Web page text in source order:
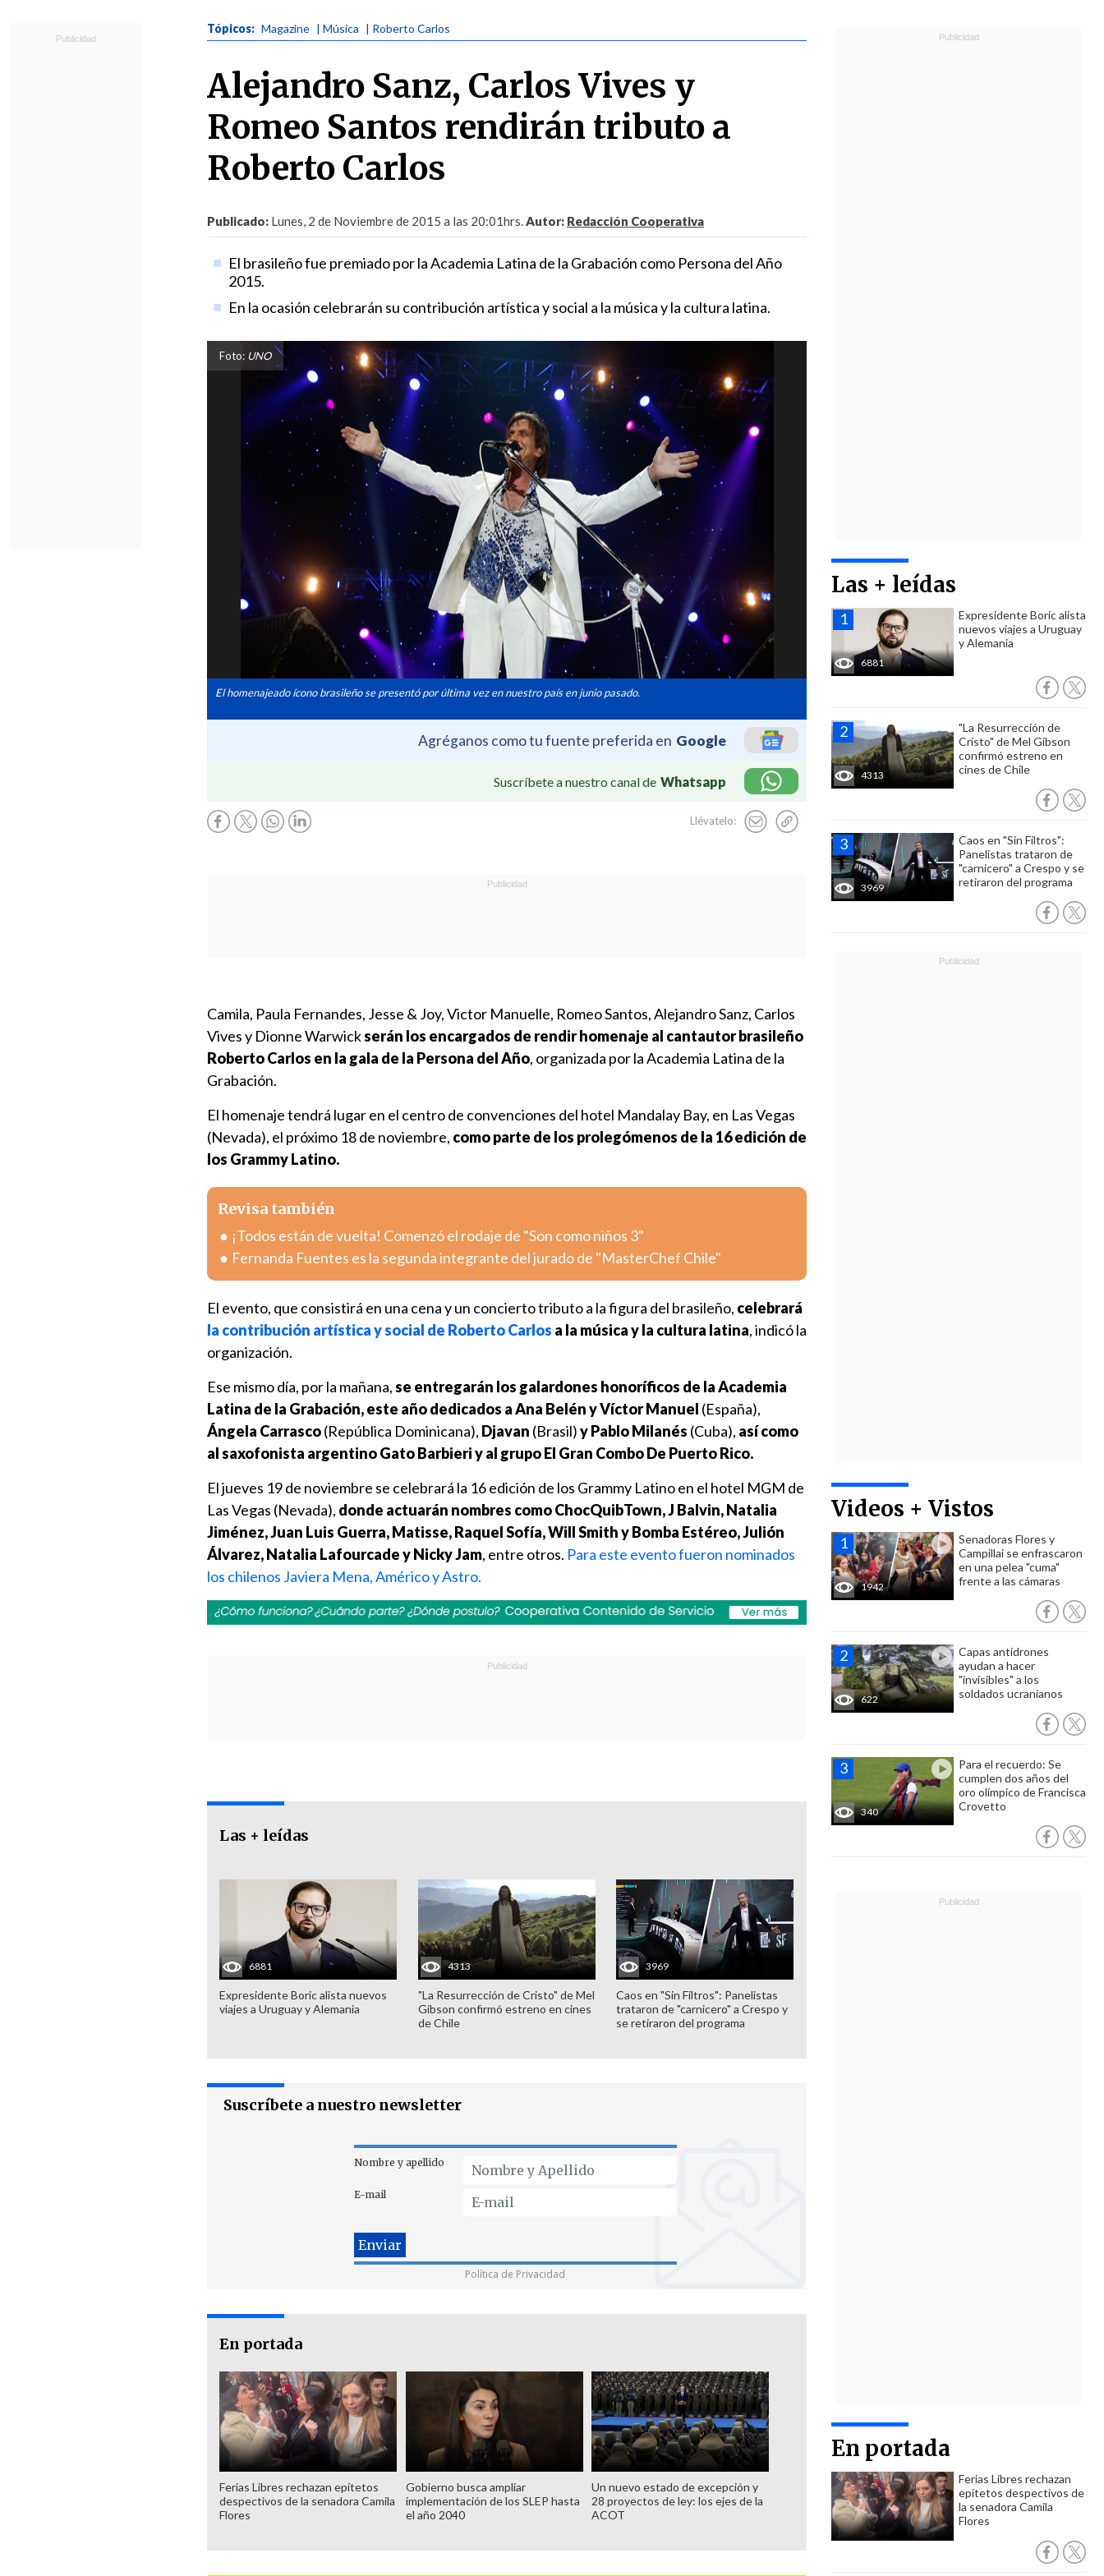
Tópicos: Magazine | Música | Roberto Carlos
Alejandro Sanz, Carlos Vives y
Romeo Santos rendirán tributo a
Roberto Carlos
Publicado: Lunes, 2 de Noviembre de 2015 a las 20:01hrs.Autor: Redacción Cooperativa
El brasileño fue premiado por la Academia Latina de la Grabación como Persona del Año
2015.
En la ocasión celebrarán su contribución artística y social a la música y la cultura latina.
Foto: UNO
El homenajeado ícono brasileño se presentó por última vez en nuestro país en junio pasado.
Agréganos como tu fuente preferida en Google
Suscríbete a nuestro canal de Whatsapp
Llévatelo:
Las + leídas
6881
Expresidente Boric alista
nuevos viajes a Uruguay
y Alemania
4313
"La Resurrección de
Cristo" de Mel Gibson
confirmó estreno en
cines de Chile
3969
Caos en "Sin Filtros":
Panelistas trataron de
"carnicero" a Crespo y se
retiraron del programa
Videos + Vistos
1942
Senadoras Flores y
Campillai se enfrascaron
en una pelea "cuma"
frente a las cámaras
622
Capas antidrones
ayudan a hacer
"invisibles" a los
soldados ucranianos
340
Para el recuerdo: Se
cumplen dos años del
oro olímpico de Francisca
Crovetto
En portada
Ferias Libres rechazan
epítetos despectivos de
la senadora Camila
Flores
Camila, Paula Fernandes, Jesse & Joy, Victor Manuelle, Romeo Santos, Alejandro Sanz, Carlos
Vives y Dionne Warwickserán los encargados de rendir homenaje al cantautor brasileño
Roberto Carlos en la gala de la Persona del Año, organizada por la Academia Latina de la
Grabación.
El homenaje tendrá lugar en el centro de convenciones del hotel Mandalay Bay, en Las Vegas
(Nevada), el próximo 18 de noviembre, como parte de los prolegómenos de la 16 edición de
los Grammy Latino.
Revisa también
¡Todos están de vuelta! Comenzó el rodaje de "Son como niños 3"
Fernanda Fuentes es la segunda integrante del jurado de "MasterChef Chile"
El evento, que consistirá en una cena y un concierto tributo a la figura del brasileño, celebrará
la contribución artística y social de Roberto Carlos a la música y la cultura latina, indicó la
organización.
Ese mismo día, por la mañana,se entregarán los galardones honoríficos de la Academia
Latina de la Grabación, este año dedicados a Ana Belén y Víctor Manuel (España),
Ángela Carrasco(República Dominicana), Djavan (Brasil)y Pablo Milanés (Cuba), así como
al saxofonista argentino Gato Barbieri y al grupo El Gran Combo De Puerto Rico.
El jueves 19 de noviembre se celebrará la 16 edición de los Grammy Latino en el hotel MGM de
Las Vegas (Nevada), donde actuarán nombres como ChocQuibTown, J Balvin, Natalia
Jiménez, Juan Luis Guerra, Matisse, Raquel Sofía, Will Smith y Bomba Estéreo, Julión
Álvarez, Natalia Lafourcade y Nicky Jam, entre otros. Para este evento fueron nominados
los chilenos Javiera Mena, Américo y Astro.
Las + leídas
6881
Expresidente Boric alista nuevos
viajes a Uruguay y Alemania
4313
"La Resurrección de Cristo" de Mel
Gibson confirmó estreno en cines
de Chile
3969
Caos en "Sin Filtros": Panelistas
trataron de "carnicero" a Crespo y
se retiraron del programa
Suscríbete a nuestro newsletter
Nombre y apellido
E-mail
Política de Privacidad
En portada
Ferias Libres rechazan epítetos
despectivos de la senadora Camila
Flores
Gobierno busca ampliar
implementación de los SLEP hasta
el año 2040
Un nuevo estado de excepción y
28 proyectos de ley: los ejes de la
ACOT